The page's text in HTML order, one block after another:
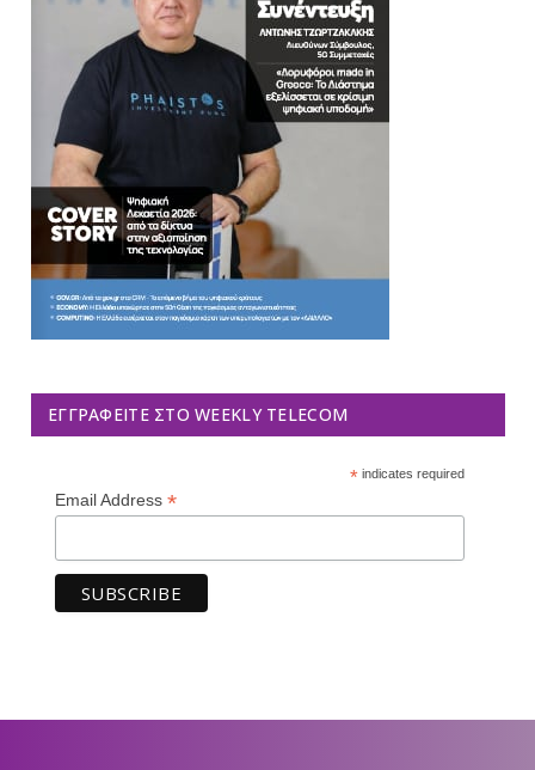
ΕΓΓΡΑΦΕΊΤΕ ΣΤΟ WEEKLY TELECOM
*indicates required
Email Address *